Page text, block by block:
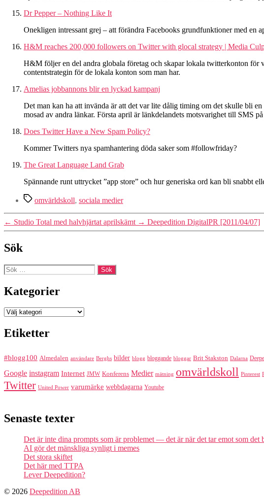
Dr Pepper – Nothing Like It
Onekligen intressant grej – att förändra Facebooks grundfunktioner med en
H&M reaches 200,000 followers on Twitter with glocal strategy | Media
H&M följer en del andra globala företag och skapar lokala twitterkonton för
contentstrategin för de lokala konton som man har.
Amelias jobbannons blir en lyckad kampanj
Det man kan ha att invända är att det var lite dålig timing om det skulle bli
mosad av andra länkar. Första april är länkdelandets motsvarighet till SMS
Does Twitter Have a New Spam Policy?
Kommer Twitters nya spamhantering döda saker som #followfriday?
The Great Language Land Grab
Spännande runt uttrycket ”app store” och hur generiska ord kan bli snabbt
Etiketter
omvärldskoll, sociala medier
← Studio Total med halvhjärtat aprilskämt → Deepedition DigitalPR [2011/04/07]
Sök
Sök
efter:
Kategorier
Kategorier
Etiketter
#blogg100 Almedalen användare Berghs bilder blogg bloggande bloggar Brit Stakston Dalarna
Google instagram Internet JMW Konferens Medier mätning omvärldskoll Pinterest
Twitter United Power varumärke webbdagarna Youtube
Senaste texter
Det är inte dina prompts som är problemet — det är när det tar emot som det
AI gör det mänskliga synligt i memes
Det stora skiftet
Det här med TTPA
Lever Deepedition?
© 2026 Deepedition AB